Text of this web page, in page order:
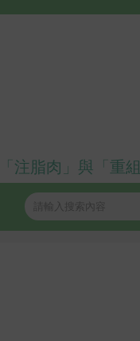
注脂肉」與「重